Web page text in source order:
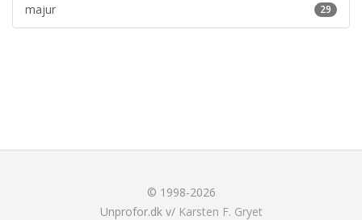
29
majur
© 1998-2026
Unprofor.dk v/ Karsten F. Gryet